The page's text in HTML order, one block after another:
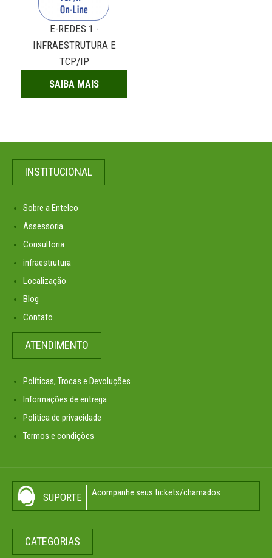
E-REDES 1 -
INFRAESTRUTURA E
TCP/IP
SAIBA MAIS
INSTITUCIONAL
Sobre a Entelco
Assessoria
Consultoria
infraestrutura
Localização
Blog
Contato
ATENDIMENTO
Políticas, Trocas e Devoluções
Informações de entrega
Politica de privacidade
Termos e condições
SUPORTE Acompanhe seus tickets/chamados
CATEGORIAS